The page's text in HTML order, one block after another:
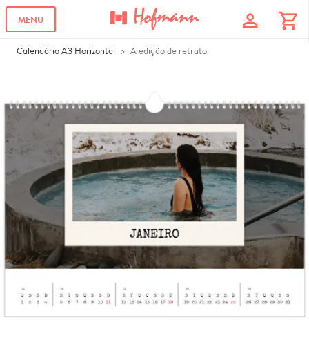
MENU profile shopping_cart
Calendário A3 Horizontal A edição de retrato